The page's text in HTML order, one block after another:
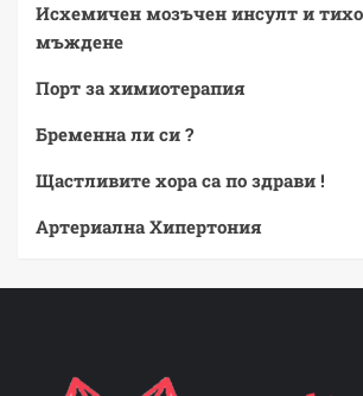
Исхемичен мозъчен инсулт и
мъждене
Порт за химиотерапия
Бременна ли си ?
Щастливите хора са по здрави !
Артериална Хипертония